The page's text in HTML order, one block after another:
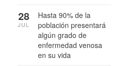
Hasta 90% de la
población presentará
algún grado de
enfermedad venosa
en su vida
28
JUL